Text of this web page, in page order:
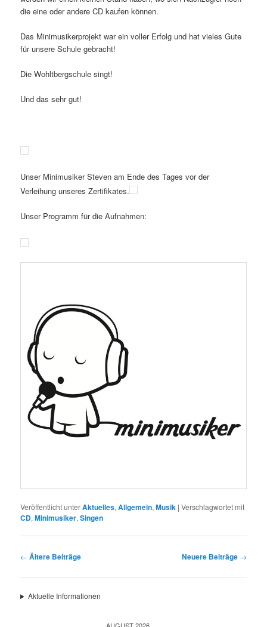
die eine oder andere CD kaufen können.
Das Minimusikerprojekt war ein voller Erfolg und hat vieles Gute
für unsere Schule gebracht!
Die Wohltbergschule singt!
Und das sehr gut!
Unser Minimusiker Steven am Ende des Tages vor der
Verleihung unseres Zertifikates.
Unser Programm für die Aufnahmen:
Veröffentlicht unterAktuelles,Allgemein,Musik |Verschlagwortet mit
CD,Minimusiker,Singen
Beitragsnavigation
← Ältere Beiträge Neuere Beiträge →
Aktuelle Informationen
AUGUST 2026